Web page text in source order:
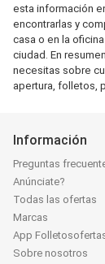
esta información
encontrarlas y
casa o en la
ciudad. En
necesitas sobre
apertura, folletos,
Información
Preguntas
Anúnciate?
Todas las ofertas
Marcas
App
Sobre nosotros